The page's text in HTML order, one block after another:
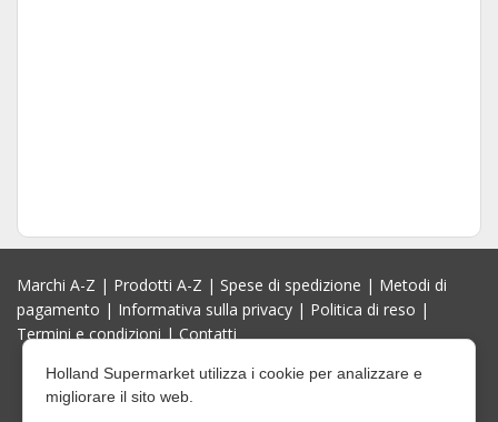
Marchi A-Z | Prodotti A-Z | Spese di spedizione | Metodi di
pagamento | Informativa sulla privacy | Politica di reso |
Termini e condizioni|Contatti
Holland Supermarket utilizza i cookie per analizzare e
migliorare il sito web.